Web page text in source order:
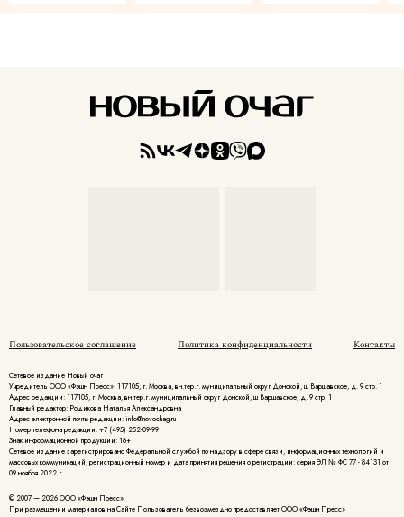
Пользовательское соглашение Политика конфиденциальности Контакты
Сетевое издание Новый очаг
Учредитель ООО «Фэшн Пресс»: 117105, г. Москва, вн.тер.г. муниципальный округ Донской, ш Варшавское, д. 9 стр. 1
Адрес редакции: 117105, г. Москва, вн.тер.г. муниципальный округ Донской, ш Варшавское, д. 9 стр. 1
Главный редактор: Родикова Наталья Александровна
Адрес электронной почты редакции: info@novochag.ru
Номер телефона редакции: +7 (495) 252-09-99
Знак информационной продукции: 16+
Cетевое издание зарегистрировано Федеральной службой по надзору в сфере связи, информационных технологий и
массовых коммуникаций, регистрационный номер и дата принятия решения о регистрации: серия ЭЛ № ФС 77 - 84131 от
09 ноября 2022 г.
© 2007 — 2026 ООО «Фэшн Пресс»
При размещении материалов на Сайте Пользователь безвозмездно предоставляет ООО «Фэшн Пресс»